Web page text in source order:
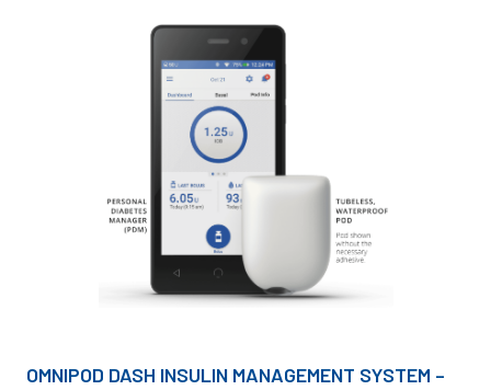
OMNIPOD DASH INSULIN MANAGEMENT SYSTEM –